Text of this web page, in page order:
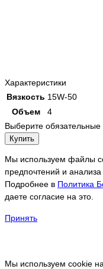
Характеристики
Вязкость 15W-50
Объем
4
Выберите обязательные
Купить
Мы используем файлы
предпочтений и анализа
Подробнее в Политика
даете согласие на это.
Принять
Мы используем cookie